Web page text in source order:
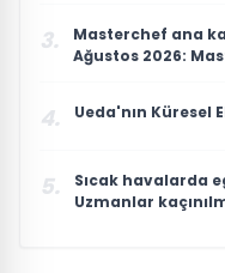
3.
Masterchef ana
Ağustos 2026:
4. Ueda'nın Küresel
5.
Sıcak havalarda
Uzmanlar